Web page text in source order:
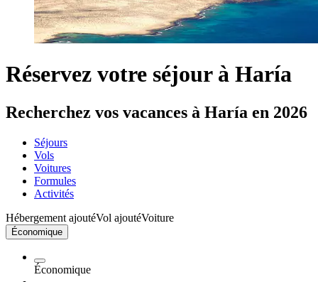
Réservez votre séjour à Haría
Recherchez vos vacances à Haría en 2026
Séjours
Vols
Voitures
Formules
Activités
Hébergement ajoutéVol ajoutéVoiture
Économique
Économique